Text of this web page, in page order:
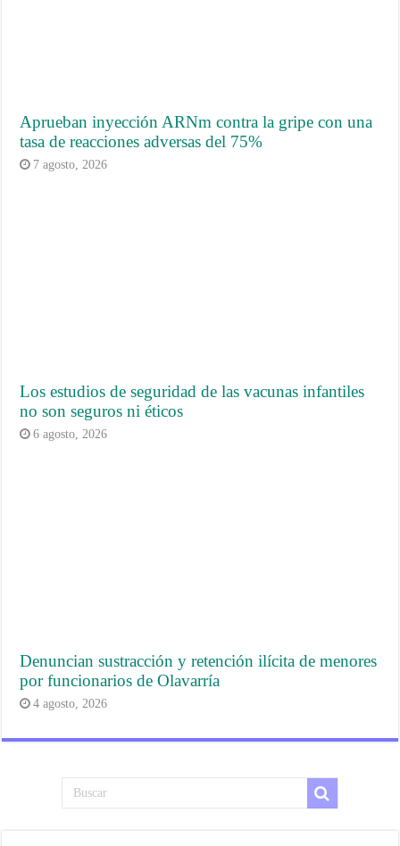
Aprueban inyección ARNm contra la gripe con una
tasa de reacciones adversas del 75%
7 agosto, 2026
Los estudios de seguridad de las vacunas infantiles
no son seguros ni éticos
6 agosto, 2026
Denuncian sustracción y retención ilícita de menores
por funcionarios de Olavarría
4 agosto, 2026